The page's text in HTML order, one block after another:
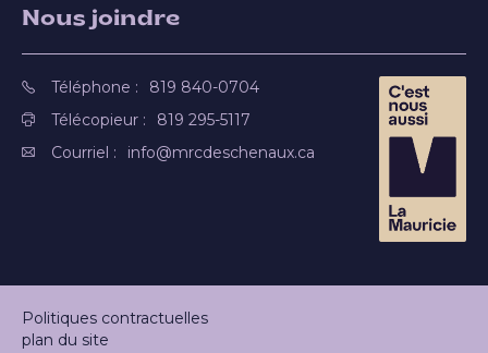
Nous joindre
Téléphone :
819 840-0704
Télécopieur :
819 295-5117
Courriel :
info@mrcdeschenaux.ca
Politiques contractuelles
plan du site